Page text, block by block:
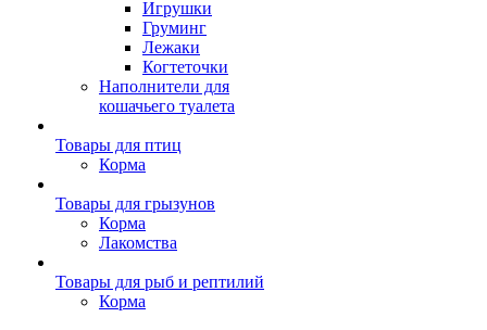
Игрушки
Груминг
Лежаки
Когтеточки
Наполнители для
кошачьего туалета
Товары для птиц
Корма
Товары для грызунов
Корма
Лакомства
Товары для рыб и рептилий
Корма